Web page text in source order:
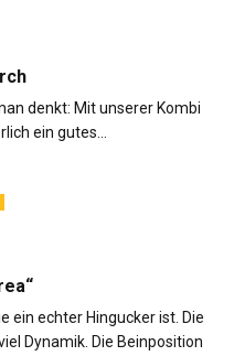
denkt: Mit unserer Kombi
ein gutes…
ein echter Hingucker ist. Die
Dynamik. Die Beinposition